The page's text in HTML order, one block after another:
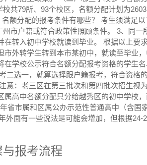
校共79所、93个校区，名额分配计划为
额分配的报考条件有哪些？ 考生须满足以
市户籍或符合政策性照顾条件。 3、同
在转入初中学校就读到毕业。 根据以上要
市外转学生转到本市某初中，就读至毕业
在学校公示符合名额分配报考资格的学生
二选一，就算选择跟户籍报考，符合资格
意：老三区在第三批次和第四批次招生视
高中名额分配只分给越秀区的初中学校
省市属和区属公办示范性普通高中（含国
外面有一些说法是可能会增加，但根据24-
报考流程